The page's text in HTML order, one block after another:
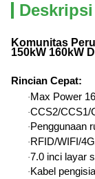
Komunitas
150kW 160kW
Rincian Cepat:
· Max Power
·CCS2/CCS1/
· Penggunaan
· RFID/WIFI/
·7.0 inci layar
· Kabel